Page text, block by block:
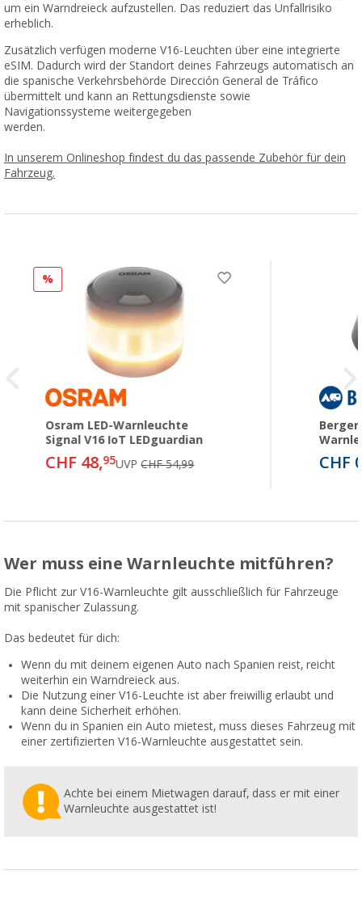
um ein Warndreieck aufzustellen. Das reduziert das Unfallrisiko
erheblich.
Zusätzlich verfügen moderne V16-Leuchten über eine integrierte
eSIM. Dadurch wird der Standort deines Fahrzeugs automatisch an
die spanische Verkehrsbehörde Dirección General de Tráfico
übermittelt und kann an Rettungsdienste sowie
Navigationssysteme weitergegeben
werden.
In unserem Onlineshop findest du das passende Zubehör für dein
Fahrzeug.
%
Osram LED-Warnleuchte
Signal V16 IoT LEDguardian
CHF 48,95UVPCHF 54,99
Berger
CHF
Wer muss eine Warnleuchte mitführen?
Die Pflicht zur V16-Warnleuchte gilt ausschließlich für Fahrzeuge
mit spanischer Zulassung.
Das bedeutet für dich:
Wenn du mit deinem eigenen Auto nach Spanien reist, reicht
weiterhin ein Warndreieck aus.
Die Nutzung einer V16-Leuchte ist aber freiwillig erlaubt und
kann deine Sicherheit erhöhen.
Wenn du in Spanien ein Auto mietest, muss dieses Fahrzeug mit
einer zertifizierten V16-Warnleuchte ausgestattet sein.
Achte bei einem Mietwagen darauf, dass er mit einer
Warnleuchte ausgestattet ist!